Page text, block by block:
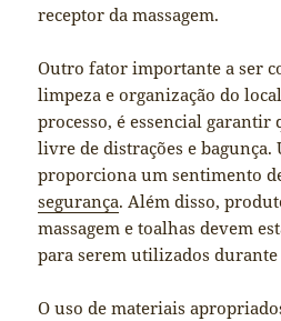
receptor da massagem.
Outro fator importante a ser
limpeza e organização do
processo, é essencial garantir
livre de distrações e bagunça.
proporciona um sentimento
segurança. Além disso,
massagem e toalhas devem
para serem utilizados durante
O uso de materiais